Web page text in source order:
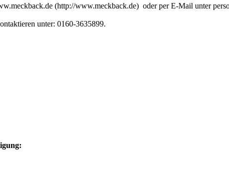
(http://www.meckback.de) oder per E-Mail unter
unter: 0160-3635899.